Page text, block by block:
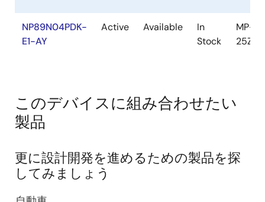
NP89N04PDK-
E1-AY
Active Available
In
Stock
MP-
25ZP
このデバイスに組み合わせたい
製品
更に設計開発を進めるための製品を探
してみましょう